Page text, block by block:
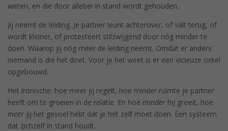
weten, en die door allebei in stand wordt gehouden.
Jij neemt de leiding. Je partner leunt achterover, of valt terug, of
wordt kleiner, of protesteert stilzwijgend door nóg minder te
doen. Waarop jij nóg meer de leiding neemt. Omdat er anders
niemand is die het doet. Voor je het weet is er een vicieuze cirkel
opgebouwd.
Het ironische: hoe meer jij regelt, hoe minder ruimte je partner
heeft om te groeien in de relatie. En hoe minder hij groeit, hoe
meer jij het gevoel hebt dat je het zelf moet doen. Een systeem
dat zichzelf in stand houdt.